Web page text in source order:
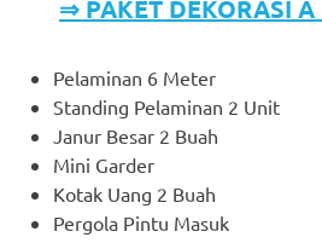
⇒ PAKET DEKORASI A
Pelaminan 6 Meter
Standing Pelaminan 2 Unit
Janur Besar 2 Buah
Mini Garder
Kotak Uang 2 Buah
Pergola Pintu Masuk